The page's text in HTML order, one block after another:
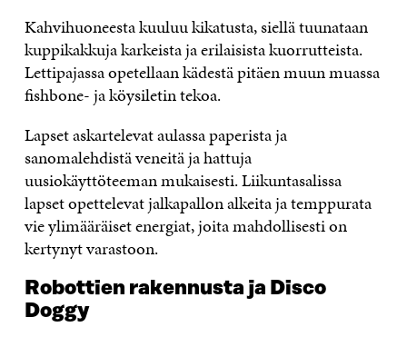
Kahvihuoneesta kuuluu kikatusta, siellä tuunataan
kuppikakkuja karkeista ja erilaisista kuorrutteista.
Lettipajassa opetellaan kädestä pitäen muun muassa
fishbone- ja köysiletin tekoa.
Lapset askartelevat aulassa paperista ja
sanomalehdistä veneitä ja hattuja
uusiokäyttöteeman mukaisesti. Liikuntasalissa
lapset opettelevat jalkapallon alkeita ja temppurata
vie ylimääräiset energiat, joita mahdollisesti on
kertynyt varastoon.
Robottien rakennusta ja Disco
Doggy